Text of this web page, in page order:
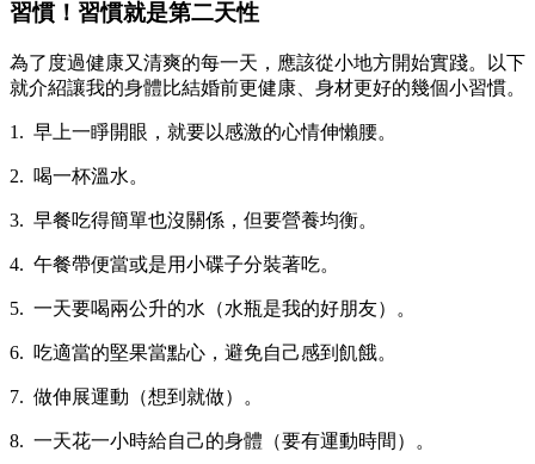
習慣！習慣就是第二天性
為了度過健康又清爽的每一天，應該從小地方開始實踐。以下
就介紹讓我的身體比結婚前更健康、身材更好的幾個小習慣。
1. 早上一睜開眼，就要以感激的心情伸懶腰。
2. 喝一杯溫水。
3. 早餐吃得簡單也沒關係，但要營養均衡。
4. 午餐帶便當或是用小碟子分裝著吃。
5. 一天要喝兩公升的水（水瓶是我的好朋友）。
6. 吃適當的堅果當點心，避免自己感到飢餓。
7. 做伸展運動（想到就做）。
8. 一天花一小時給自己的身體（要有運動時間）。